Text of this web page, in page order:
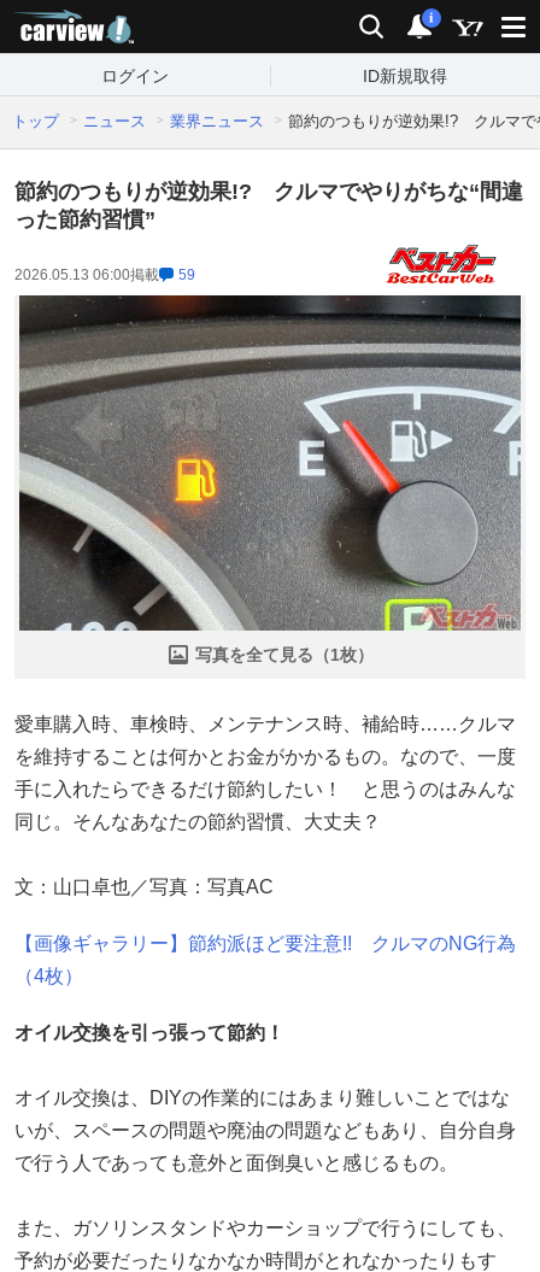
検索 通知
i
ログイン ID新規取得
トップ ニュース 業界ニュース 節約のつもりが逆効果!? クルマで
節約のつもりが逆効果!? クルマでやりがちな“間違
った節約習慣”
2026.05.13 06:00掲載 59
写真を全て見る（1枚）
愛車購入時、車検時、メンテナンス時、補給時……クルマ
を維持することは何かとお金がかかるもの。なので、一度
手に入れたらできるだけ節約したい！ と思うのはみんな
同じ。そんなあなたの節約習慣、大丈夫？
文：山口卓也／写真：写真AC
【画像ギャラリー】節約派ほど要注意!! クルマのNG行為
（4枚）
オイル交換を引っ張って節約！
オイル交換は、DIYの作業的にはあまり難しいことではな
いが、スペースの問題や廃油の問題などもあり、自分自身
で行う人であっても意外と面倒臭いと感じるもの。
また、ガソリンスタンドやカーショップで行うにしても、
予約が必要だったりなかなか時間がとれなかったりもす